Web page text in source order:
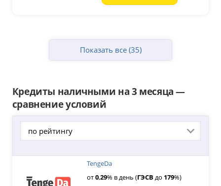
Показать все (35)
Кредиты наличными на 3 месяца —
сравнение условий
по рейтингу
TengeDa
от0,29% в день (ГЭСВ до 179%)